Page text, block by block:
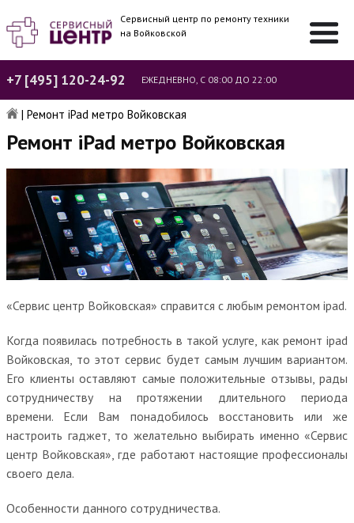
Сервисный центр по ремонту техники
на Войковской
+7 [495] 120-24-92 ЕЖЕДНЕВНО, С 08:00 ДО 22:00
| Ремонт iPad метро Войковская
Ремонт iPad метро Войковская
«Сервис центр Войковская» справится с любым ремонтом ipad.
Когда появилась потребность в такой услуге, как ремонт ipad
Войковская, то этот сервис будет самым лучшим вариантом.
Его клиенты оставляют самые положительные отзывы, рады
сотрудничеству на протяжении длительного периода
времени. Если Вам понадобилось восстановить или же
настроить гаджет, то желательно выбирать именно «Сервис
центр Войковская», где работают настоящие профессионалы
своего дела.
Особенности данного сотрудничества.